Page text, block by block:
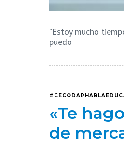
“Estoy mucho
puedo
«Te
de